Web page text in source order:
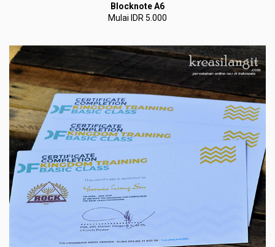
Blocknote A6
Mulai IDR 5.000